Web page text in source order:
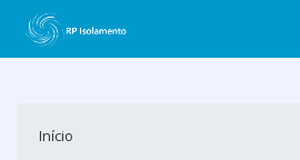
Início